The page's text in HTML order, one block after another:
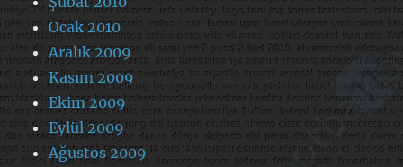
Ocak 2010
Aralık 2009
Kasım 2009
Ekim 2009
Eylül 2009
Ağustos 2009